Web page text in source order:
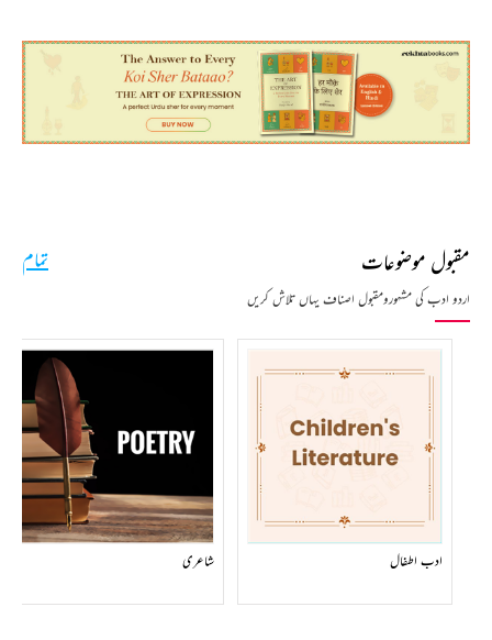
مقبول موضوعات
اردو ادب کی مشہورومقبول اصناف یہاں تلاش کریں
تمام
ادب اطفال شاعری